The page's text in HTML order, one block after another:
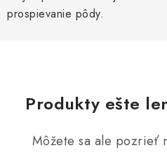
Vonkajšia dlažba
prospievanie pôdy.
Produkty ešte
Môžete sa ale pozrieť